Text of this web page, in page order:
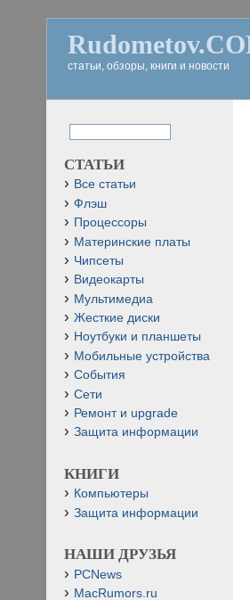
статьи, обзоры, книги и новости
СТАТЬИ
Все статьи
Флэш
Процессоры
Материнские платы
Чипсеты
Видеокарты
Мультимедиа
Жесткие диски
Ноутбуки и планшеты
Мобильные устройства
События
Сети
Ремонт и upgrade
Защита информации
КНИГИ
Компьютеры
Защита информации
НАШИ ДРУЗЬЯ
PCNews
MacRumors.ru